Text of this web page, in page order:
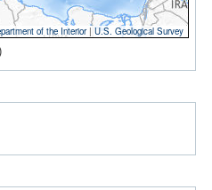
of the Interior|U.S. Geological Survey